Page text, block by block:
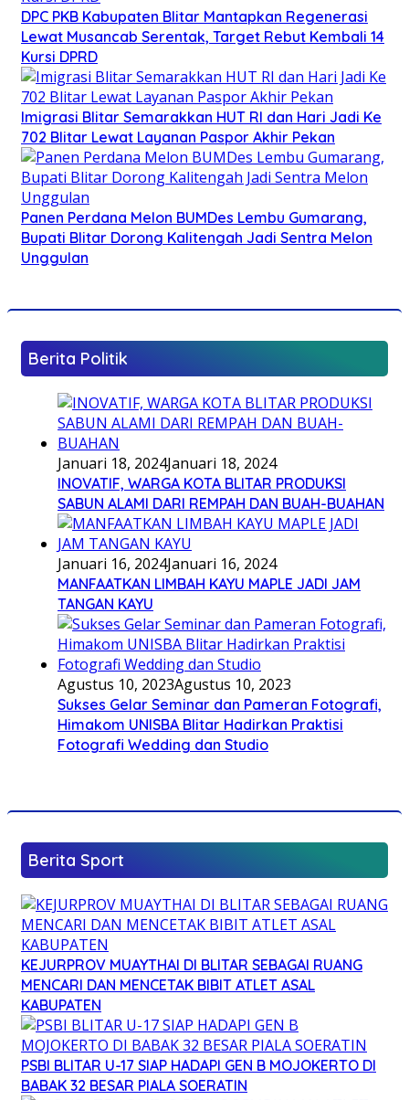
DPC PKB Kabupaten Blitar Mantapkan Regenerasi
Lewat Musancab Serentak, Target Rebut Kembali 14
Kursi DPRD
Imigrasi Blitar Semarakkan HUT RI dan Hari Jadi Ke
702 Blitar Lewat Layanan Paspor Akhir Pekan
Panen Perdana Melon BUMDes Lembu Gumarang,
Bupati Blitar Dorong Kalitengah Jadi Sentra Melon
Unggulan
Berita Politik
Januari 18, 2024Januari 18, 2024
INOVATIF, WARGA KOTA BLITAR PRODUKSI
SABUN ALAMI DARI REMPAH DAN BUAH-BUAHAN
Januari 16, 2024Januari 16, 2024
MANFAATKAN LIMBAH KAYU MAPLE JADI JAM
TANGAN KAYU
Agustus 10, 2023Agustus 10, 2023
Sukses Gelar Seminar dan Pameran Fotografi,
Himakom UNISBA Blitar Hadirkan Praktisi
Fotografi Wedding dan Studio
Berita Sport
KEJURPROV MUAYTHAI DI BLITAR SEBAGAI RUANG
MENCARI DAN MENCETAK BIBIT ATLET ASAL
KABUPATEN
PSBI BLITAR U-17 SIAP HADAPI GEN B MOJOKERTO DI
BABAK 32 BESAR PIALA SOERATIN